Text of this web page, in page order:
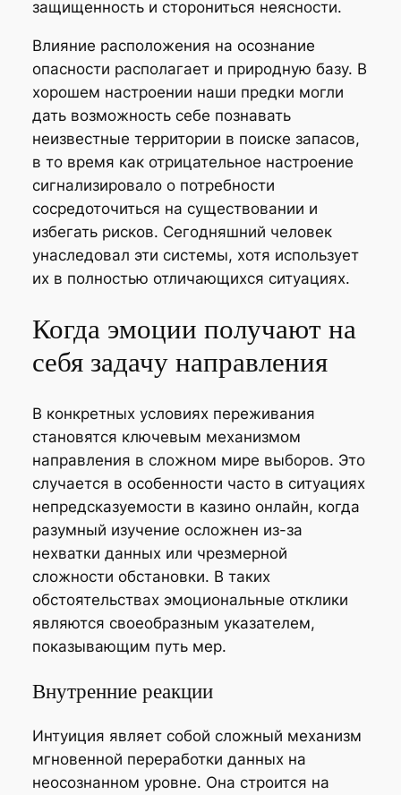
защищенность и сторониться неясности.
Влияние расположения на осознание
опасности располагает и природную базу. В
хорошем настроении наши предки могли
дать возможность себе познавать
неизвестные территории в поиске запасов,
в то время как отрицательное настроение
сигнализировало о потребности
сосредоточиться на существовании и
избегать рисков. Сегодняшний человек
унаследовал эти системы, хотя использует
их в полностью отличающихся ситуациях.
Когда эмоции получают на
себя задачу направления
В конкретных условиях переживания
становятся ключевым механизмом
направления в сложном мире выборов. Это
случается в особенности часто в ситуациях
непредсказуемости в казино онлайн, когда
разумный изучение осложнен из-за
нехватки данных или чрезмерной
сложности обстановки. В таких
обстоятельствах эмоциональные отклики
являются своеобразным указателем,
показывающим путь мер.
Внутренние реакции
Интуиция являет собой сложный механизм
мгновенной переработки данных на
неосознанном уровне. Она строится на